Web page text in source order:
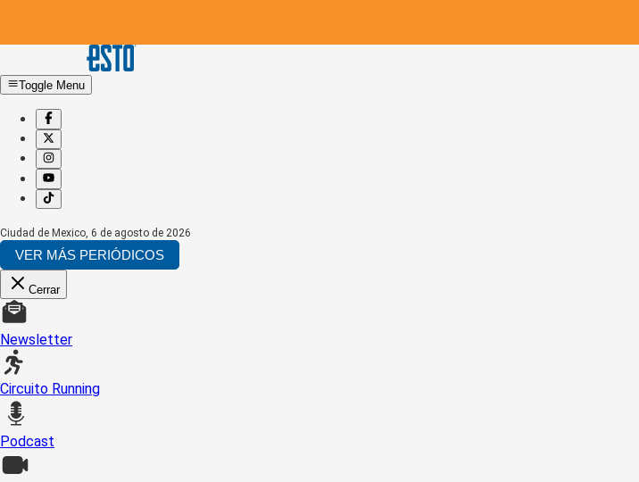
Toggle Menu
Ciudad de Mexico, 6 de agosto de 2026
VER MÁS PERIÓDICOS
Cerrar
Newsletter
Circuito Running
Podcast